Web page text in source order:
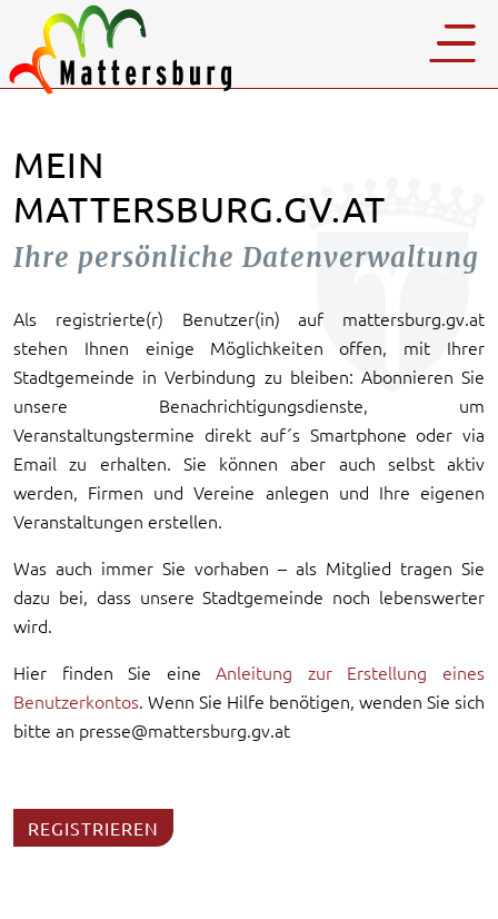
MEIN
MATTERSBURG.GV.AT
Ihre persönliche Datenverwaltung
Als registrierte(r) Benutzer(in) auf mattersburg.gv.at
stehen Ihnen einige Möglichkeiten offen, mit Ihrer
Stadtgemeinde in Verbindung zu bleiben: Abonnieren Sie
unsere Benachrichtigungsdienste, um
Veranstaltungstermine direkt auf´s Smartphone oder via
Email zu erhalten. Sie können aber auch selbst aktiv
werden, Firmen und Vereine anlegen und Ihre eigenen
Veranstaltungen erstellen.
Was auch immer Sie vorhaben – als Mitglied tragen Sie
dazu bei, dass unsere Stadtgemeinde noch lebenswerter
wird.
Hier finden Sie eineAnleitung zur Erstellung eines
Benutzerkontos. Wenn Sie Hilfe benötigen, wenden Sie sich
bitte an presse@mattersburg.gv.at
REGISTRIEREN